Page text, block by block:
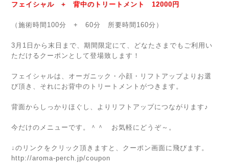
フェイシャル + 背中のトリートメント 12000円
（施術時間100分 + 60分 所要時間160分）
3月1日から末日まで、期間限定にて、どなたさまでもご利用い
ただけるクーポンとして登場致します！
フェイシャルは、オーガニック・小顔・リフトアップよりお選
び頂き、それにお背中のトリートメントがつきます。
背面からしっかりほぐし、よりリフトアップにつながります♪
今だけのメニューです。＾＾ お気軽にどうぞ～。
↓のリンクをクリック頂きますと、クーポン画面に飛びます。
http://aroma-perch.jp/coupon